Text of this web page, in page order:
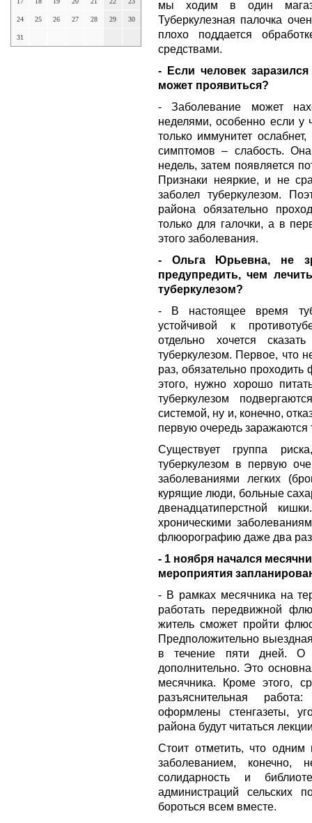
24 25 26 27 28 29 30
31
мы ходим в один
Туберкулезная палочка
плохо поддается
средствами.
- Если человек
может проявиться?
- Заболевание может
неделями, особенно если у
только иммунитет
симптомов – слабость.
недель, затем появляется
Признаки неяркие, и не
заболел туберкулезом.
района обязательно
только для галочки, а в
этого заболевания.
- Ольга Юрьевна, не
предупредить, чем
туберкулезом?
- В настоящее время
устойчивой к
отдельно хочется
туберкулезом. Первое, что
раз, обязательно
этого, нужно хорошо
туберкулезом
системой, ну и, конечно,
первую очередь заражаются
Существует группа
туберкулезом в первую
заболеваниями легких
курящие люди, больные
двенадцатиперстной
хроническими
флюорографию даже два
- 1 ноября начался
мероприятия
- В рамках месячника на
работать передвижной
житель сможет пройти
Предположительно
в течение пяти дней. О
дополнительно. Это
месячника. Кроме этого,
разъяснительная
оформлены стенгазеты,
района будут читаться
Стоит отметить, что
заболеванием, конечно,
солидарность и
администраций сельских
бороться всем вместе.